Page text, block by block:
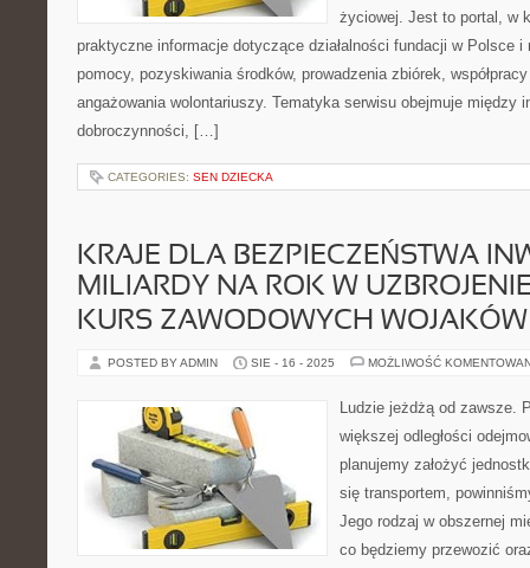
życiowej. Jest to portal, w
praktyczne informacje dotyczące działalności fundacji w Polsce i
pomocy, pozyskiwania środków, prowadzenia zbiórek,
angażowania wolontariuszy. Tematyka serwisu obejmuje między
dobroczynności, […]
CATEGORIES: SEN DZIECKA
KRAJE DLA BEZPIECZEŃSTWA
MILIARDY NA ROK W
KURS ZAWODOWYCH WOJAKÓW
POSTED BY ADMIN SIE - 16 - 2025 MOŻLIWOŚĆ
Ludzie jeżdżą od zawsze.
większej odległości
planujemy założyć
się transportem,
Jego rodzaj w obszernej
co będziemy przewozić